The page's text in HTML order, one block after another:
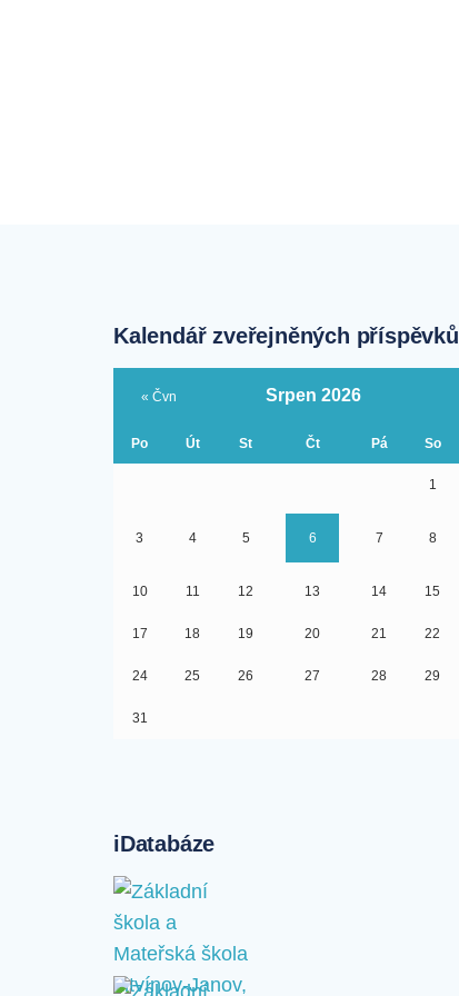
Kalendář zveřejněných příspěvků
Srpen 2026
Po Út St Čt Pá So
1
3 4 5 6 7 8
10 11 12 13 14 15
17 18 19 20 21 22
24 25 26 27 28 29
31
« Čvn
iDatabáze